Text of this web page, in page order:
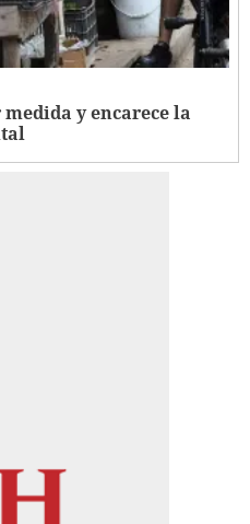
y encarece la